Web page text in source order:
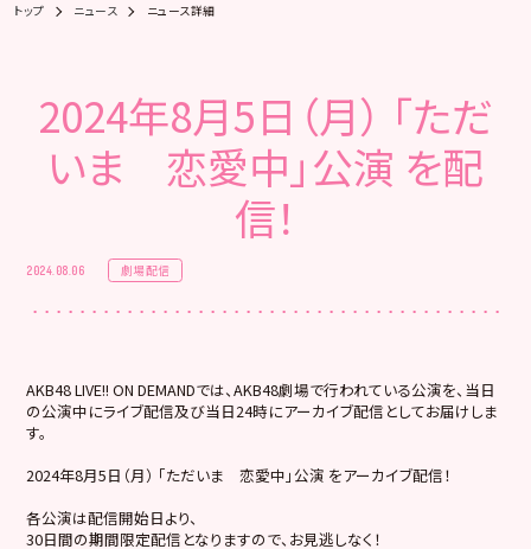
トップ ニュース ニュース詳細
2024年8月5日（月） 「ただ
いま 恋愛中」公演 を配
信！
2024.08.06 劇場配信
AKB48 LIVE!! ON DEMANDでは、AKB48劇場で行われている公演を、当日
の公演中にライブ配信及び当日24時にアーカイブ配信としてお届けしま
す。
2024年8月5日（月） 「ただいま 恋愛中」公演 をアーカイブ配信！
各公演は配信開始日より、
30日間の期間限定配信となりますので、お見逃しなく！